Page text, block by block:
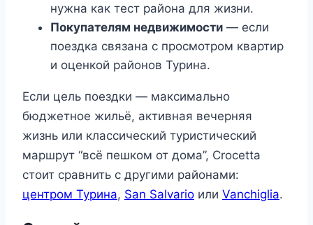
нужна как тест района для жизни.
Покупателям недвижимости — если
поездка связана с просмотром квартир
и оценкой районов Турина.
Если цель поездки — максимально
бюджетное жильё, активная вечерняя
жизнь или классический туристический
маршрут “всё пешком от дома”, Crocetta
стоит сравнить с другими районами:
центром Турина, San Salvario или Vanchiglia.